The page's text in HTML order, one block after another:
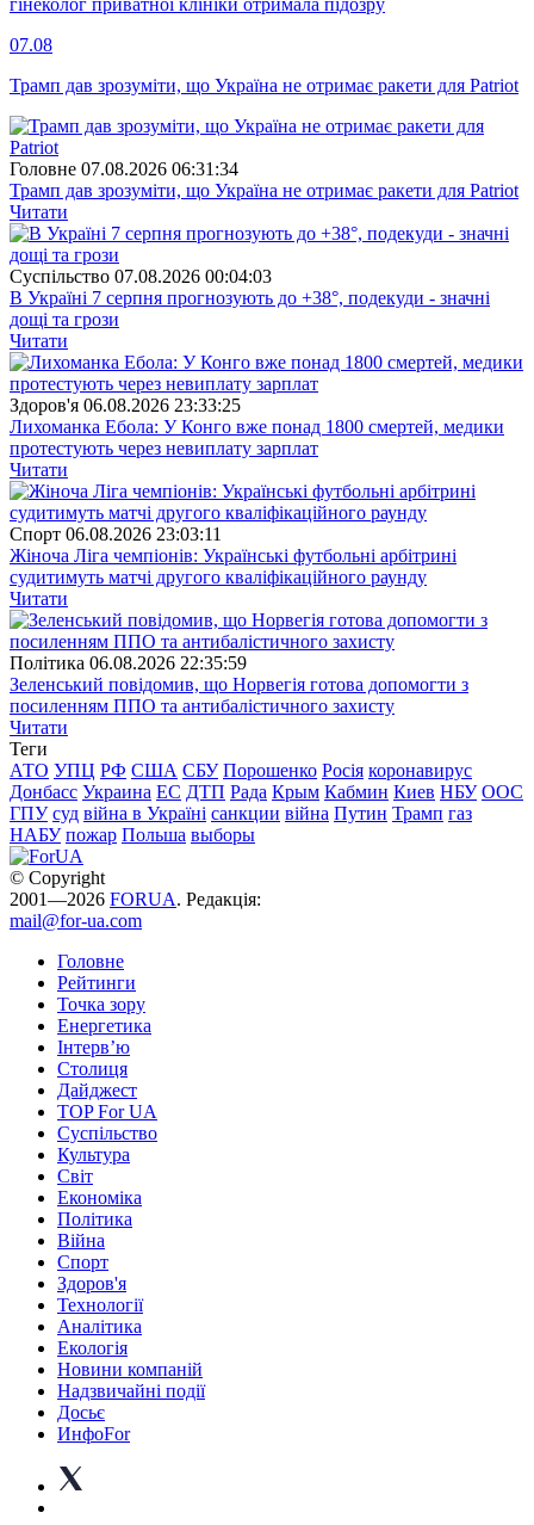
07.08
Трамп дав зрозуміти, що Україна не отримає ракети для Patriot
Головне 07.08.2026 06:31:34
Трамп дав зрозуміти, що Україна не отримає ракети для Patriot
Читати
Суспiльство 07.08.2026 00:04:03
В Україні 7 серпня прогнозують до +38°, подекуди - значні
дощі та грози
Читати
Здоров'я 06.08.2026 23:33:25
Лихоманка Ебола: У Конго вже понад 1800 смертей, медики
протестують через невиплату зарплат
Читати
Спорт 06.08.2026 23:03:11
Жіноча Ліга чемпіонів: Українські футбольні арбітрині
судитимуть матчі другого кваліфікаційного раунду
Читати
Полiтика 06.08.2026 22:35:59
Зеленський повідомив, що Норвегія готова допомогти з
посиленням ППО та антибалістичного захисту
Читати
Теги
АТО УПЦ РФ США СБУ Порошенко Росія коронавирус
Донбасс Украина ЕС ДТП Рада Крым Кабмин Киев НБУ ООС
ГПУ суд війна в Україні санкции війна Путин Трамп газ
НАБУ пожар Польша выборы
© Copyright
2001—2026 FORUA. Редакція:
mail@for-ua.com
Головне
Рейтинги
Точка зору
Енергетика
Інтерв’ю
Столиця
Дайджест
TOP For UA
Суспiльство
Культура
Світ
Економіка
Політика
Війна
Спорт
Здоров'я
Технології
Аналітика
Екологія
Новини компаній
Надзвичайні події
Досьє
ИнфоFor